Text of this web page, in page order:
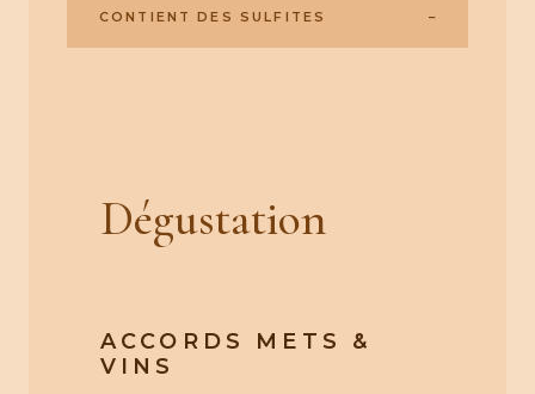
CONTIENT DES SULFITES –
Dégustation
ACCORDS METS &
VINS